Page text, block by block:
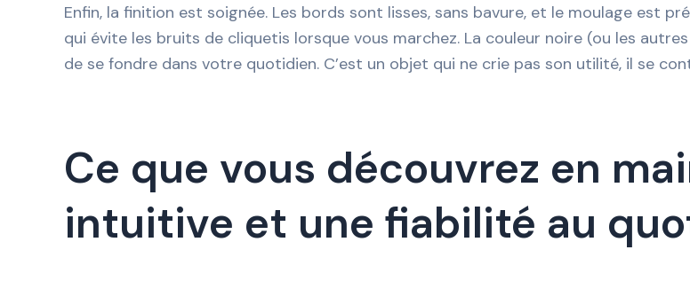
Enfin, la finition est soignée. Les bords sont lisses, sans bavure, et le moulage est
qui évite les bruits de cliquetis lorsque vous marchez. La couleur noire (ou les
de se fondre dans votre quotidien. C’est un objet qui ne crie pas son utilité, il se
Ce que vous découvrez en
intuitive et une fiabilité au